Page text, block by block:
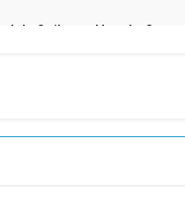
de Quilmes, Hernán